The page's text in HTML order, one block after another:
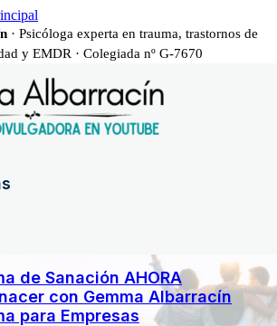
· Psicóloga experta en trauma, trastornos de
y EMDR · Colegiada nº G-7670
de Sanación AHORA
con Gemma Albarracín
para Empresas